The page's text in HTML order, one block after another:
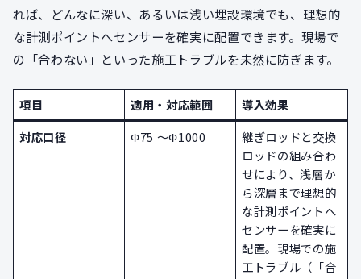
れば、どんなに深い、あるいは浅い埋設環境でも、理想的
な計測ポイントへセンサーを確実に配置できます。現場で
の「合わない」といった施工トラブルを未然に防ぎます。
項目 適用・対応範囲
導入効果
対応口径
Φ75 ～Φ1000
継ぎロッドと交換
ロッドの組み合わ
せにより、浅層か
ら深層まで理想的
な計測ポイントへ
センサーを確実に
配置。現場での施
工トラブル（「合